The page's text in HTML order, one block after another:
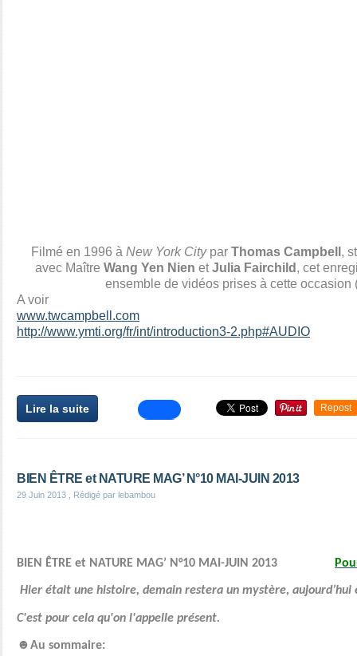
Filmé en 1996 à New York Citypar Thomas Campbell ,
avec Maître Wang Yen Nien etJulia Fairchild , cet
ensemble de vidéos prises à cette occasion
A voir
www.twcampbell.com
http://www.ymti.org/fr/int/introduction3-2.php#AUDIO
Lire la suite Repost
BIEN ÊTRE et NATURE MAG’ N°10 MAI-JUIN 2013
29 Juin 2013 , Rédigé par lebambou
BIEN ÊTRE et NATURE MAG’ N°10 MAI-JUIN 2013
Hier était une histoire, demain restera un mystère, aujourd’hui
C'est pour cela qu'on l'appelle présent.
☻ Au sommaire: